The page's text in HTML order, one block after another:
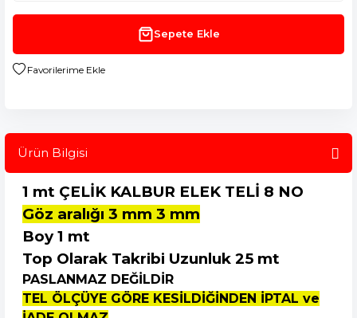
Sepete Ekle
Ürün Bilgisi
1 mt ÇELİK KALBUR ELEK TELİ 8 NO
Göz aralığı 3 mm 3 mm
Boy 1 mt
Top Olarak Takribi Uzunluk 25 mt
PASLANMAZ DEĞİLDİR
TEL ÖLÇÜYE GÖRE KESİLDİĞİNDEN İPTAL ve